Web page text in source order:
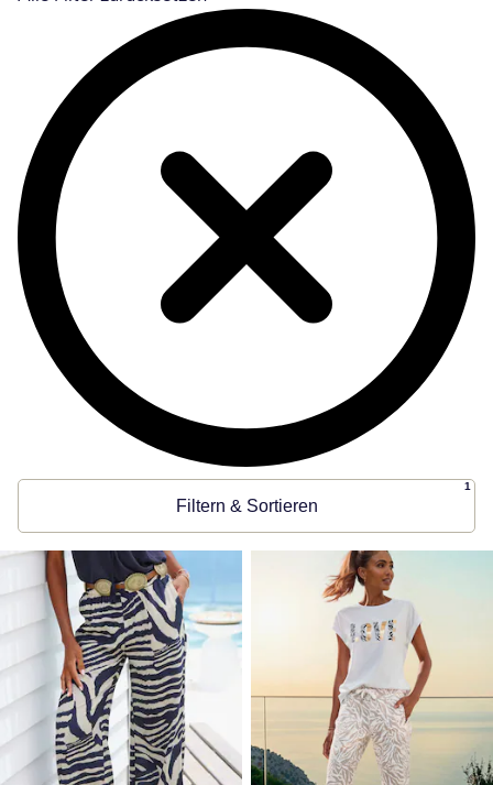
Filtern & Sortieren
1